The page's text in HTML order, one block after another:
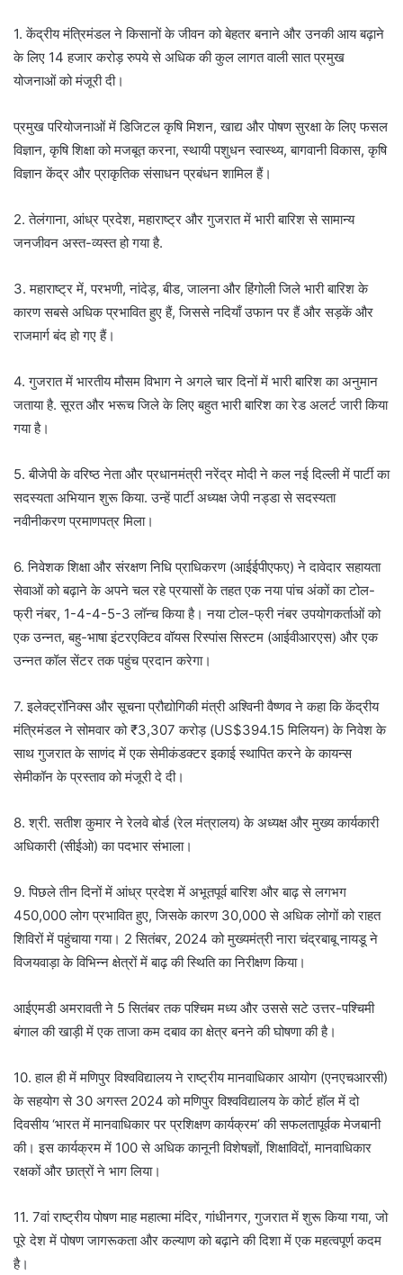
1. केंद्रीय मंत्रिमंडल ने किसानों के जीवन को बेहतर बनाने और उनकी आय बढ़ाने
के लिए 14 हजार करोड़ रुपये से अधिक की कुल लागत वाली सात प्रमुख
योजनाओं को मंजूरी दी।
प्रमुख परियोजनाओं में डिजिटल कृषि मिशन, खाद्य और पोषण सुरक्षा के लिए फसल
विज्ञान, कृषि शिक्षा को मजबूत करना, स्थायी पशुधन स्वास्थ्य, बागवानी विकास, कृषि
विज्ञान केंद्र और प्राकृतिक संसाधन प्रबंधन शामिल हैं।
2. तेलंगाना, आंध्र प्रदेश, महाराष्ट्र और गुजरात में भारी बारिश से सामान्य
जनजीवन अस्त-व्यस्त हो गया है.
3. महाराष्ट्र में, परभणी, नांदेड़, बीड, जालना और हिंगोली जिले भारी बारिश के
कारण सबसे अधिक प्रभावित हुए हैं, जिससे नदियाँ उफान पर हैं और सड़कें और
राजमार्ग बंद हो गए हैं।
4. गुजरात में भारतीय मौसम विभाग ने अगले चार दिनों में भारी बारिश का अनुमान
जताया है. सूरत और भरूच जिले के लिए बहुत भारी बारिश का रेड अलर्ट जारी किया
गया है।
5. बीजेपी के वरिष्ठ नेता और प्रधानमंत्री नरेंद्र मोदी ने कल नई दिल्ली में पार्टी का
सदस्यता अभियान शुरू किया. उन्हें पार्टी अध्यक्ष जेपी नड्डा से सदस्यता
नवीनीकरण प्रमाणपत्र मिला।
6. निवेशक शिक्षा और संरक्षण निधि प्राधिकरण (आईईपीएफए) ने दावेदार सहायता
सेवाओं को बढ़ाने के अपने चल रहे प्रयासों के तहत एक नया पांच अंकों का टोल-
फ्री नंबर, 1-4-4-5-3 लॉन्च किया है। नया टोल-फ्री नंबर उपयोगकर्ताओं को
एक उन्नत, बहु-भाषा इंटरएक्टिव वॉयस रिस्पांस सिस्टम (आईवीआरएस) और एक
उन्नत कॉल सेंटर तक पहुंच प्रदान करेगा।
7. इलेक्ट्रॉनिक्स और सूचना प्रौद्योगिकी मंत्री अश्विनी वैष्णव ने कहा कि केंद्रीय
मंत्रिमंडल ने सोमवार को ₹3,307 करोड़ (US$394.15 मिलियन) के निवेश के
साथ गुजरात के साणंद में एक सेमीकंडक्टर इकाई स्थापित करने के कायन्स
सेमीकॉन के प्रस्ताव को मंजूरी दे दी।
8. श्री. सतीश कुमार ने रेलवे बोर्ड (रेल मंत्रालय) के अध्यक्ष और मुख्य कार्यकारी
अधिकारी (सीईओ) का पदभार संभाला।
9. पिछले तीन दिनों में आंध्र प्रदेश में अभूतपूर्व बारिश और बाढ़ से लगभग
450,000 लोग प्रभावित हुए, जिसके कारण 30,000 से अधिक लोगों को राहत
शिविरों में पहुंचाया गया। 2 सितंबर, 2024 को मुख्यमंत्री नारा चंद्रबाबू नायडू ने
विजयवाड़ा के विभिन्न क्षेत्रों में बाढ़ की स्थिति का निरीक्षण किया।
आईएमडी अमरावती ने 5 सितंबर तक पश्चिम मध्य और उससे सटे उत्तर-पश्चिमी
बंगाल की खाड़ी में एक ताजा कम दबाव का क्षेत्र बनने की घोषणा की है।
10. हाल ही में मणिपुर विश्वविद्यालय ने राष्ट्रीय मानवाधिकार आयोग (एनएचआरसी)
के सहयोग से 30 अगस्त 2024 को मणिपुर विश्वविद्यालय के कोर्ट हॉल में दो
दिवसीय ‘भारत में मानवाधिकार पर प्रशिक्षण कार्यक्रम’ की सफलतापूर्वक मेजबानी
की। इस कार्यक्रम में 100 से अधिक कानूनी विशेषज्ञों, शिक्षाविदों, मानवाधिकार
रक्षकों और छात्रों ने भाग लिया।
11. 7वां राष्ट्रीय पोषण माह महात्मा मंदिर, गांधीनगर, गुजरात में शुरू किया गया, जो
पूरे देश में पोषण जागरूकता और कल्याण को बढ़ाने की दिशा में एक महत्वपूर्ण कदम
है।